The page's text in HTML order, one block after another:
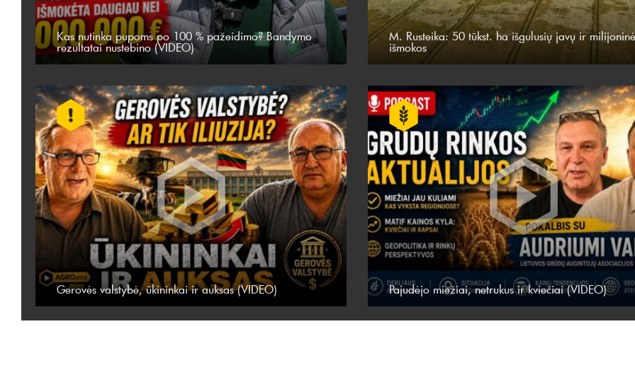
Kas nutinka pupoms po 100 % pažeidimo? Bandymo
rezultatai nustebino (VIDEO)
M. Rusteika: 50 tūkst. ha išgulusių javų ir
išmokos
Gerovės valstybė, ūkininkai ir auksas (VIDEO) Pajudėjo miežiai, netrukus ir kviečiai (VIDEO)